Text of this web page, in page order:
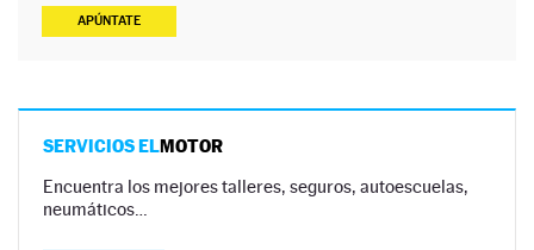
APÚNTATE
SERVICIOS ELMOTOR
Encuentra los mejores talleres, seguros, autoescuelas,
neumáticos…